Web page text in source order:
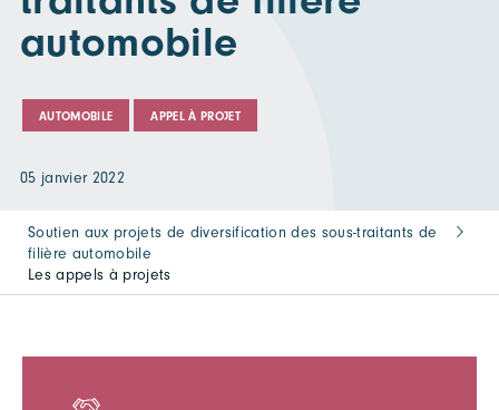
automobile
AUTOMOBILE APPEL À PROJET
05 janvier 2022
Soutien aux projets de diversification des sous-traitants de
filière automobile
Les appels à projets